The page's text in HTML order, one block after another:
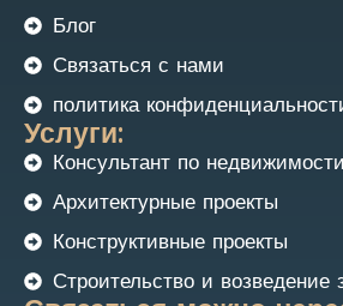
Блог
Связаться с нами
политика
Услуги:
Консультант по недвижимости
Архитектурные проекты
Конструктивные проекты
Строительство и возведение